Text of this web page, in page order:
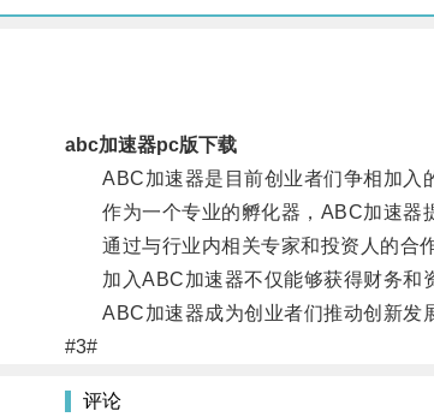
abc加速器pc版下载
ABC加速器是目前创业者们争相加入的
作为一个专业的孵化器，ABC加速器提
通过与行业内相关专家和投资人的合作
加入ABC加速器不仅能够获得财务和资
ABC加速器成为创业者们推动创新发展
#3#
评论